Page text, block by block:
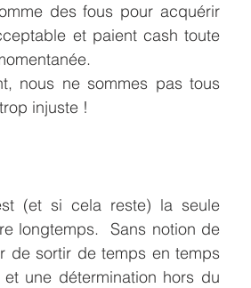
des fous pour acquérir
et paient cash toute
nous ne sommes pas tous
injuste !
(et si cela reste) la seule
longtemps.  Sans notion de
de sortir de temps en temps
une détermination hors du